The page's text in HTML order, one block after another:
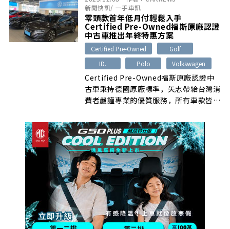
規格取代過往TDI車型 7 人座設定；
Multivan Life及Style車型維持7人座配
置，並更新對座模式選配規格，此外
Multivan全車系的主動安全科技配備同
步進化，打造創新實用的7人及8人座
MPV。
新聞快訊/ 一手車訊
零頭款首年低月付輕鬆入手
Certified Pre-Owned福斯原廠認證
中古車推出年終特惠方案
Certified Pre-Owned
Golf
ID.
Polo Volkswagen
Certified Pre-Owned福斯原廠認證中
古車秉持德國原廠標準，矢志帶給台灣消
費者嚴謹專業的優質服務，所有車款皆經
透明刊載於官方網站，選購可靠又便利，
此外，8大保證讓消費者從購車至售後皆
能享有完善保障，建立值得信賴的中古車
品牌首選。即日起年終特惠熱烈開跑，入
主即享零頭款首年低月付優惠，年底前指
定財務方案再獲5,000元服務禮券，歡迎
前往授權展示中心鑑賞試乘，在新的一年
與可靠的出行夥伴展開耀眼征途。